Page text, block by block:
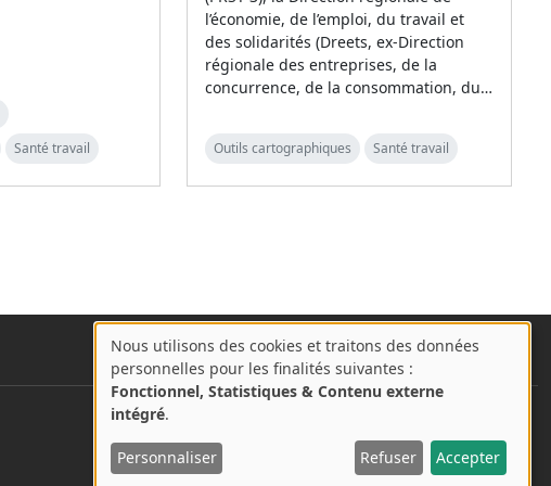
Santé travail
l’économie, de l’emploi, du travail et
des solidarités (Dreets, ex-Direction
régionale des entreprises, de la
concurrence, de la consommation, du…
Outils cartographiques Santé travail
User account menu
Se connecter
A
propos
des
cookies
sur
Nous utilisons des cookies et traitons des données
personnelles pour les finalités suivantes :
Fonctionnel, Statistiques & Contenu externe
intégré.
Personnaliser Refuser Accepter